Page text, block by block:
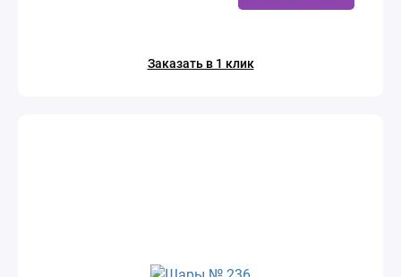
Заказать в 1 клик